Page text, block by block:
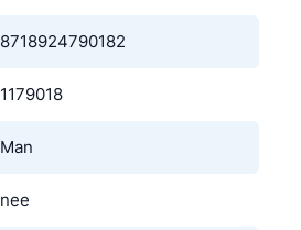
8718924790182
1179018
Man
nee